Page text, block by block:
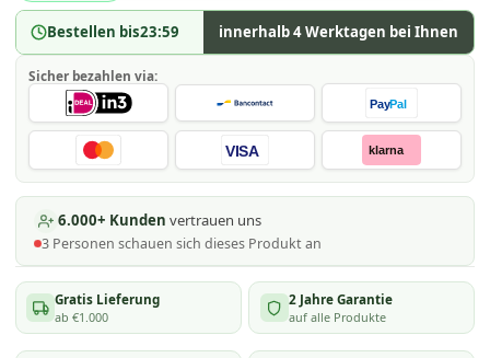
Bestellen bis23:59 innerhalb 4 Werktagen bei Ihnen
Sicher bezahlen via:
PayPal
VISA klarna
6.000+ Kunden vertrauen uns
3 Personen schauen sich dieses Produkt an
Gratis Lieferung
ab €1.000
2 Jahre Garantie
auf alle Produkte